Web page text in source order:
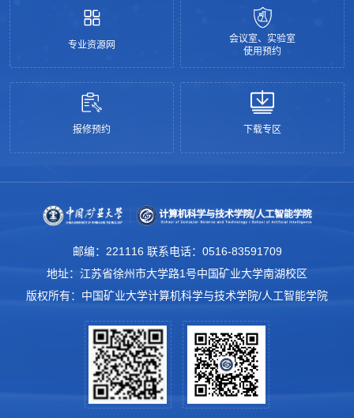
专业资源网
会议室、实验室
使用预约
报修预约 下载专区
邮编：221116 联系电话：0516-83591709
地址：江苏省徐州市大学路1号中国矿业大学南湖校区
版权所有：中国矿业大学计算机科学与技术学院/人工智能学院